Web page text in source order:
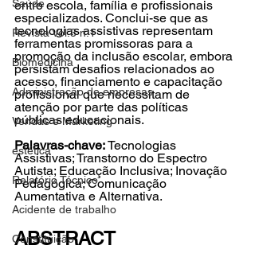
Saúde
Revista Vol.3 n.1
Biomedicina
Administração de empresas
Vendas e Marketing
estética
Relatório Técnico
Acidente de trabalho
Constituição
entre escola, família e profissionais
especializados. Conclui-se que as
tecnologias assistivas representam
ferramentas promissoras para a
promoção da inclusão escolar, embora
persistam desafios relacionados ao
acesso, financiamento e capacitação
profissional que necessitam de
atenção por parte das políticas
públicas educacionais.
Palavras-chave: Tecnologias
Assistivas; Transtorno do Espectro
Autista; Educação Inclusiva; Inovação
Pedagógica; Comunicação
Aumentativa e Alternativa.
ABSTRACT